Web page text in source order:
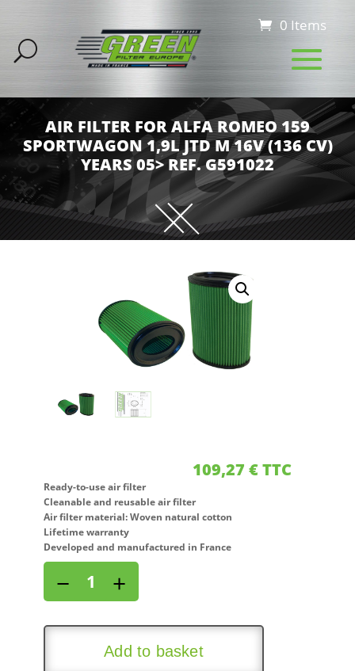
0 Items
AIR FILTER FOR ALFA ROMEO 159
SPORTWAGON 1,9L JTD M 16V (136 CV)
YEARS 05> REF. G591022
109,27€TTC
Ready-to-use air filter
Cleanable and reusable air filter
Air filter material: Woven natural cotton
Lifetime warranty
Developed and manufactured in France
filter
for
ALFA
− +
Add to basket